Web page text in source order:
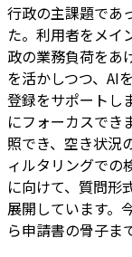
行政の主課題であ
た。利用者をメイ
政の業務負荷をあ
を活かしつつ、AI
登録をサポートし
にフォーカスでき
照でき、空き状況
ィルタリングでの
に向けて、質問形
展開しています。
ら申請書の骨子ま